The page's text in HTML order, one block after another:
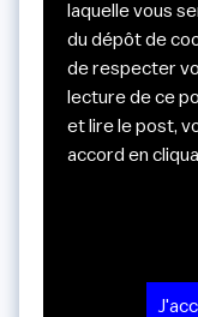
laquelle vous
du dépôt de
de respecter
lecture de ce
et lire le post,
accord en